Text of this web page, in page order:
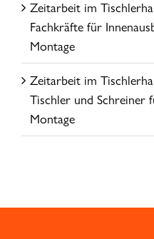
Zeitarbeit im
Fachkräfte für
Montage
Zeitarbeit im
Tischler und Schreiner
Montage